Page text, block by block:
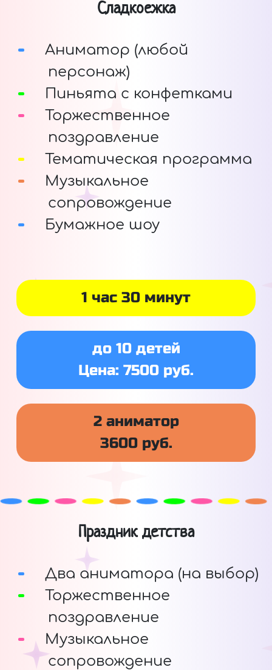
Сладкоежка
Аниматор (любой
персонаж)
Пиньята с конфетками
Торжественное
поздравление
Тематическая программа
Музыкальное
сопровождение
Бумажное шоу
1 час 30 минут
до 10 детей
Цена: 7500 руб.
2 аниматор
3600 руб.
Праздник детства
Два аниматора (на выбор)
Торжественное
поздравление
Музыкальное
сопровождение